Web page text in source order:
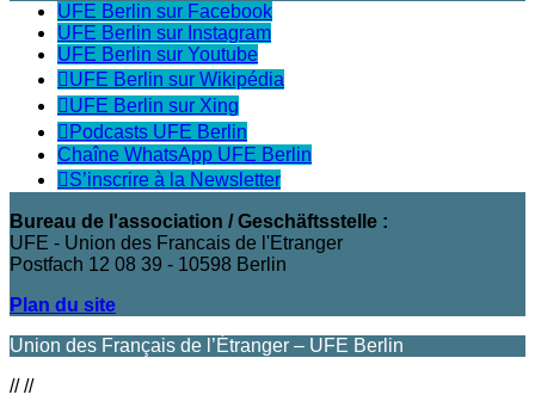
UFE Berlin sur Facebook
UFE Berlin sur Instagram
UFE Berlin sur Youtube
UFE Berlin sur Wikipédia
UFE Berlin sur Xing
Podcasts UFE Berlin
Chaîne WhatsApp UFE Berlin
S’inscrire à la Newsletter
Bureau de l'association / Geschäftsstelle :
UFE - Union des Francais de l'Etranger
Postfach 12 08 39 - 10598 Berlin
Plan du site
Union des Français de l’Étranger – UFE Berlin
// //